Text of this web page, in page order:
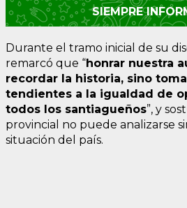
SIEMPRE
Durante el tramo inicial de su
remarcó que “honrar nuestra
recordar la historia, sino
tendientes a la igualdad de
todos los santiagueños”, y
provincial no puede analizarse
situación del país.